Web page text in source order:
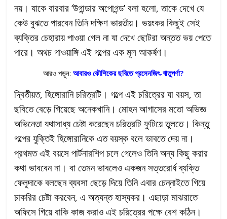
নয়। যাকে বারবার ‘উগান্ডার অপোগন্ড’ বলা হলো, তাকে দেখে যে
কেউ বুঝতে পারবেন তিনি দক্ষিণ ভারতীয়। ভয়ংকর কিছুই সেই
ব্যক্তির চেহারায় পাওয়া গেল না যা দেখে ছোটরা অন্তত ভয় পেতে
পারে। অথচ গাওয়াঙ্গি এই গল্পের এক মূল আকর্ষণ।
আরও পড়ুন:আবারও কৌশিকের ছবিতে প্রসেনজিৎ-ঋতুপর্ণা?
দ্বিতীয়ত, হিঙ্গোরানি চরিত্রটি। গল্পে এই চরিত্রের যা বয়স, তা
ছবিতে বেড়ে গিয়েছে অনেকখানি। মোহন আগাসের মতো অভিজ্ঞ
অভিনেতা যথাসাধ্য চেষ্টা করেছেন চরিত্রটি ফুটিয়ে তুলতে। কিন্তু
গল্পের যুক্তিই হিঙ্গোরানিকে এত বয়স্ক বলে ভাবতে দেয় না।
প্রথমত এই বয়সে পার্টনারশিপ চলে গেলেও তিনি অন্য কিছু করার
কথা ভাববেন না। বা তেমন ভাবলেও একজন সত্তরোর্ধ ব্যক্তি
ফেলুদাকে বলছেন ব্যবসা ছেড়ে দিয়ে তিনি এবার চেন্নাইতে গিয়ে
চাকরির চেষ্টা করবেন, এ অত্যন্ত হাস্যকর। এছাড়া মাঝরাতে
অফিসে গিয়ে বাকি কাজ করাও এই চরিত্রের পক্ষে বেশ কঠিন।